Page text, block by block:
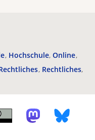
Hochschule Online
Rechtliches